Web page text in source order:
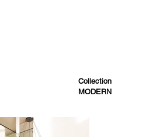
MODERN
Collection